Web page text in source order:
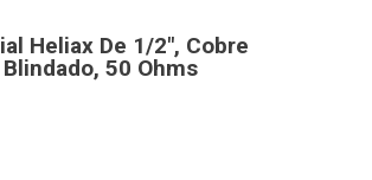
Heliax De 1/2″, Cobre
50 Ohms